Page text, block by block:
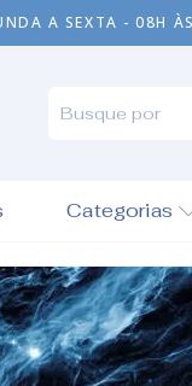
A SEXTA - 08H
Categorias